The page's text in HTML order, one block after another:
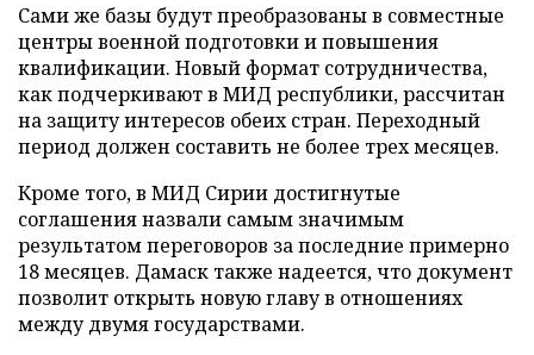
Сами же базы будут преобразованы в совместные
центры военной подготовки и повышения
квалификации. Новый формат сотрудничества,
как подчеркивают в МИД республики, рассчитан
на защиту интересов обеих стран. Переходный
период должен составить не более трех месяцев.
Кроме того, в МИД Сирии достигнутые
соглашения назвали самым значимым
результатом переговоров за последние примерно
18 месяцев. Дамаск также надеется, что документ
позволит открыть новую главу в отношениях
между двумя государствами.